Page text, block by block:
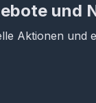
und
Aktionen und